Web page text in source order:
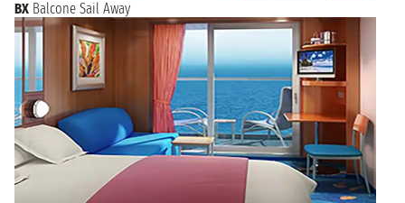
BX Balcone Sail Away